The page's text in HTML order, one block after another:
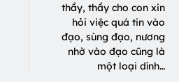
thầy, thầy cho con xin
hỏi việc quá tin vào
đạo, sùng đạo, nương
nhờ vào đạo cũng là
một loại dính…